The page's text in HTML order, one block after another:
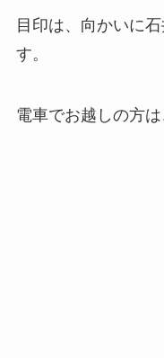
目印は、向かいに
す。
電車でお越しの方は